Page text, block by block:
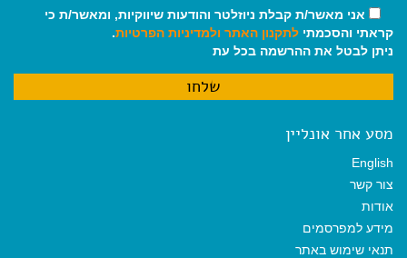
אני מאשר/ת קבלת ניוזלטר והודעות שיווקיות, ומאשר/ת כי
קראתי והסכמתי לתקנון האתר ולמדיניות הפרטיות.
ניתן לבטל את ההרשמה בכל עת
מסע אחר אונליין
English
צור קשר
אודות
מידע למפרסמים
תנאי שימוש באתר